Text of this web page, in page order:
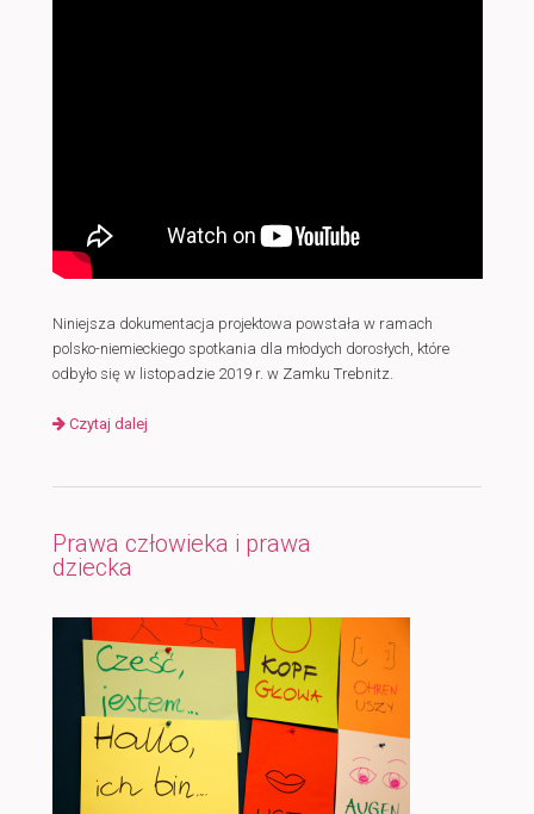
Niniejsza dokumentacja projektowa powstała w ramach
polsko-niemieckiego spotkania dla młodych dorosłych, które
odbyło się w listopadzie 2019 r. w Zamku Trebnitz.
Czytaj dalej
Prawa człowieka i prawa
dziecka